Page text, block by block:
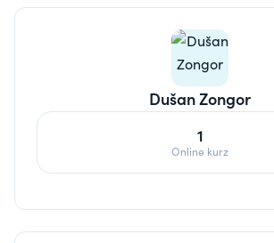
Dušan Zongor
1
Online kurz